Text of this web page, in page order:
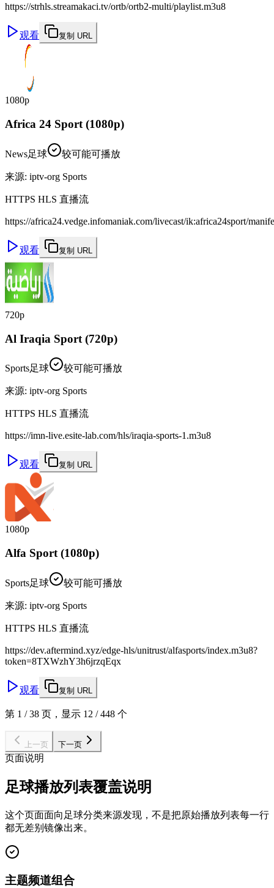
https://strhls.streamakaci.tv/ortb/ortb2-multi/playlist.m3u8
观看 复制 URL
1080p
Africa 24 Sport (1080p)
News足球 较可能可播放
来源: iptv-org Sports
HTTPS HLS 直播流
https://africa24.vedge.infomaniak.com/livecast/ik:africa24sport/
观看 复制 URL
720p
Al Iraqia Sport (720p)
Sports足球 较可能可播放
来源: iptv-org Sports
HTTPS HLS 直播流
https://imn-live.esite-lab.com/hls/iraqia-sports-1.m3u8
观看 复制 URL
1080p
Alfa Sport (1080p)
Sports足球 较可能可播放
来源: iptv-org Sports
HTTPS HLS 直播流
https://dev.aftermind.xyz/edge-hls/unitrust/alfasports/index.m3u8?
token=8TXWzhY3h6jrzqEqx
观看 复制 URL
第 1 / 38 页，显示 12 / 448 个
上一页 下一页
页面说明
足球播放列表覆盖说明
这个页面面向足球分类来源发现，不是把原始播放列表每一行
都无差别镜像出来。
主题频道组合